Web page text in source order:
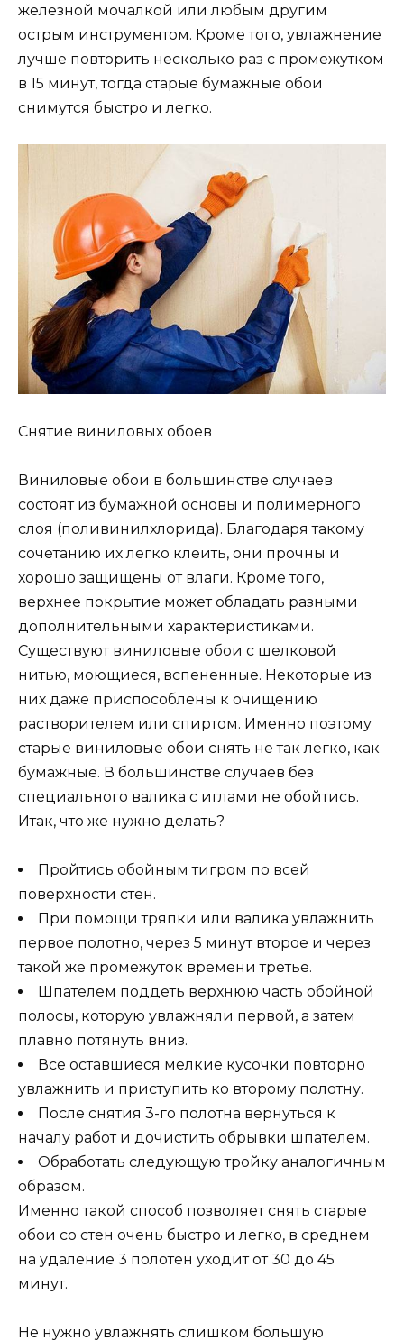
железной мочалкой или любым другим
острым инструментом. Кроме того, увлажнение
лучше повторить несколько раз с промежутком
в 15 минут, тогда старые бумажные обои
снимутся быстро и легко.
Снятие виниловых обоев
Виниловые обои в большинстве случаев
состоят из бумажной основы и полимерного
слоя (поливинилхлорида). Благодаря такому
сочетанию их легко клеить, они прочны и
хорошо защищены от влаги. Кроме того,
верхнее покрытие может обладать разными
дополнительными характеристиками.
Существуют виниловые обои с шелковой
нитью, моющиеся, вспененные. Некоторые из
них даже приспособлены к очищению
растворителем или спиртом. Именно поэтому
старые виниловые обои снять не так легко, как
бумажные. В большинстве случаев без
специального валика с иглами не обойтись.
Итак, что же нужно делать?
Пройтись обойным тигром по всей
поверхности стен.
При помощи тряпки или валика увлажнить
первое полотно, через 5 минут второе и через
такой же промежуток времени третье.
Шпателем поддеть верхнюю часть обойной
полосы, которую увлажняли первой, а затем
плавно потянуть вниз.
Все оставшиеся мелкие кусочки повторно
увлажнить и приступить ко второму полотну.
После снятия 3-го полотна вернуться к
началу работ и дочистить обрывки шпателем.
Обработать следующую тройку аналогичным
образом.
Именно такой способ позволяет снять старые
обои со стен очень быстро и легко, в среднем
на удаление 3 полотен уходит от 30 до 45
минут.
Не нужно увлажнять слишком большую